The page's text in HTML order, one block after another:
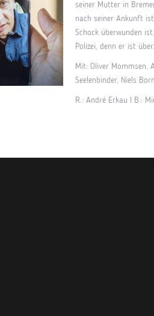
seiner Mutter in
nach seiner Ankunft
Schock überwunden
Polizei, denn er ist
Mit: Oliver Mommsen,
Seelenbinder, Niels
R.: André Erkau I B.: